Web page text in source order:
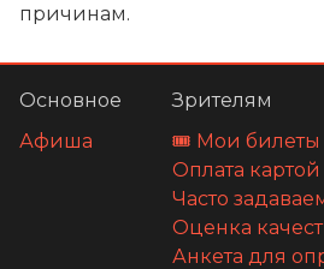
причинам.
Основное
Афиша
Зрителям
🎟️ Мои билеты
Оплата картой
Часто
Оценка
Анкета для